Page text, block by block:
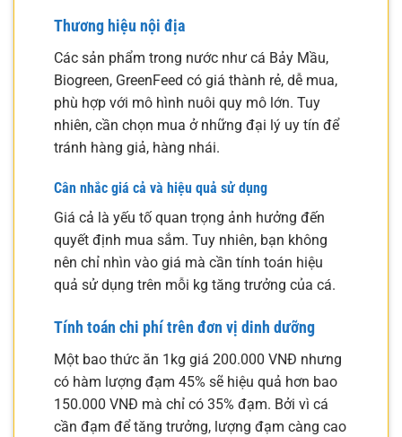
Thương hiệu nội địa
Các sản phẩm trong nước như cá Bảy Mầu,
Biogreen, GreenFeed có giá thành rẻ, dễ mua,
phù hợp với mô hình nuôi quy mô lớn. Tuy
nhiên, cần chọn mua ở những đại lý uy tín để
tránh hàng giả, hàng nhái.
Cân nhắc giá cả và hiệu quả sử dụng
Giá cả là yếu tố quan trọng ảnh hưởng đến
quyết định mua sắm. Tuy nhiên, bạn không
nên chỉ nhìn vào giá mà cần tính toán hiệu
quả sử dụng trên mỗi kg tăng trưởng của cá.
Tính toán chi phí trên đơn vị dinh dưỡng
Một bao thức ăn 1kg giá 200.000 VNĐ nhưng
có hàm lượng đạm 45% sẽ hiệu quả hơn bao
150.000 VNĐ mà chỉ có 35% đạm. Bởi vì cá
cần đạm để tăng trưởng, lượng đạm càng cao